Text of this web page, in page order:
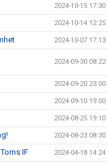
2024-10-15 17:30
2024-10-14 12:25
2024-10-07 17:13
2024-09-30 08:22
2024-09-20 23:00
2024-09-10 19:00
2024-08-25 19:10
2024-08-23 08:30
IF 2024-04-18 14:24